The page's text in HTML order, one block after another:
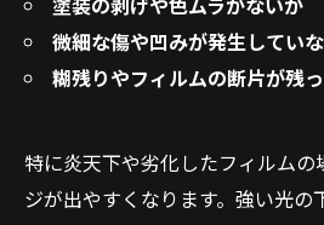
微細な傷や凹みが発生してい
糊残りやフィルムの断片が残
特に炎天下や劣化したフィルムの
ジが出やすくなります。強い光の